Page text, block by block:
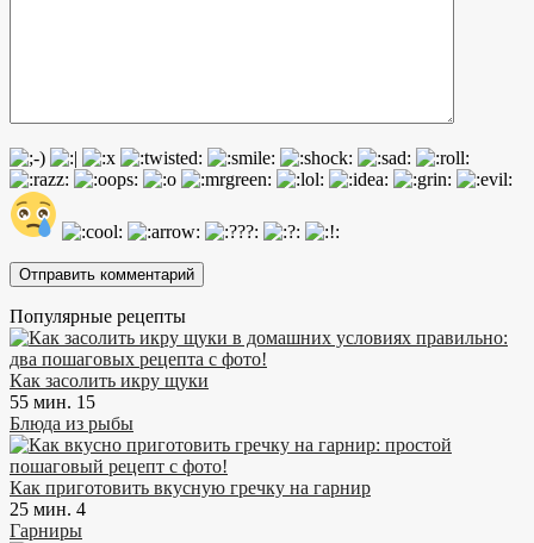
Популярные рецепты
Как засолить икру щуки
55 мин. 15
Блюда из рыбы
Как приготовить вкусную гречку на гарнир
25 мин. 4
Гарниры